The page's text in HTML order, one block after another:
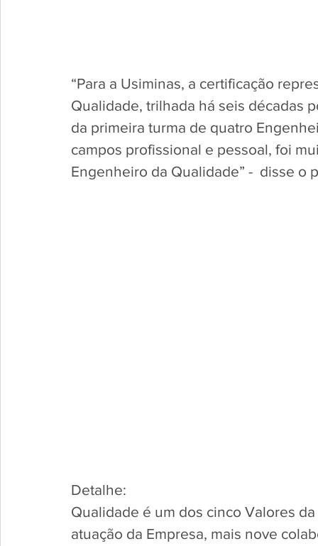
“Para a Usiminas, a certificação
Qualidade, trilhada há seis décadas
da primeira turma de quatro
campos profissional e pessoal, foi
Engenheiro da Qualidade” -  disse o
Detalhe:
Qualidade é um dos cinco Valores
atuação da Empresa, mais nove